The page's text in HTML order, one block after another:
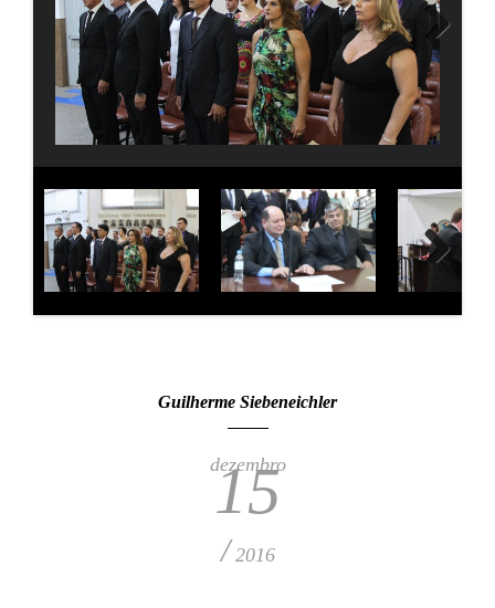
Next
Next
Guilherme Siebeneichler
dezembro
15
/2016